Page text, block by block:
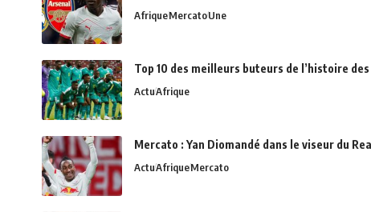
AfriqueMercatoUne
Top 10 des meilleurs buteurs de l’histoire
ActuAfrique
Mercato : Yan Diomandé dans le viseur du
ActuAfriqueMercato